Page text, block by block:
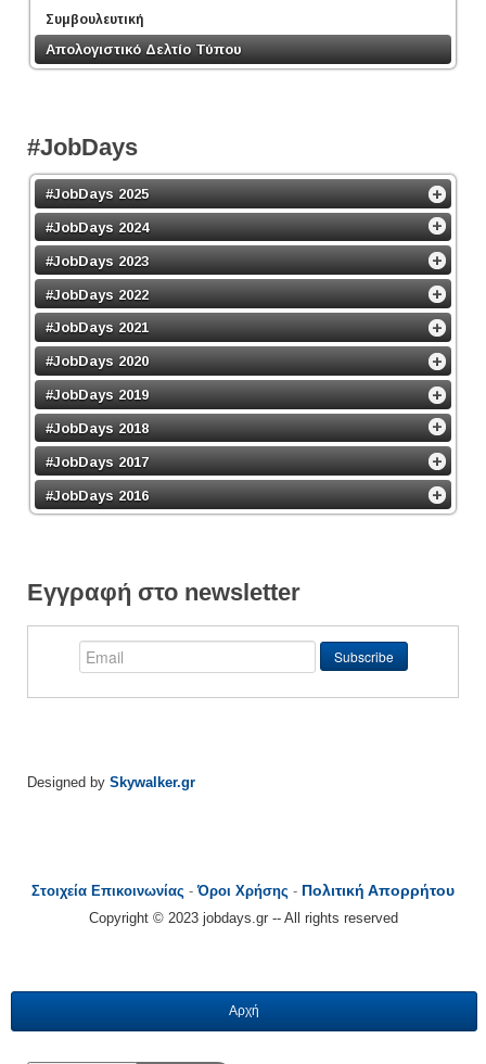
Συμβουλευτική
Απολογιστικό Δελτίο Τύπου
#JobDays
#JobDays 2025
#JobDays 2024
#JobDays 2023
#JobDays 2022
#JobDays 2021
#JobDays 2020
#JobDays 2019
#JobDays 2018
#JobDays 2017
#JobDays 2016
Εγγραφή στο newsletter
Designed by Skywalker.gr
Στοιχεία Επικοινωνίας -Όροι Χρήσης - Πολιτική Απορρήτου
Copyright © 2023 jobdays.gr -- All rights reserved
Αρχή